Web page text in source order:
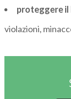
proteggere il
violazioni,